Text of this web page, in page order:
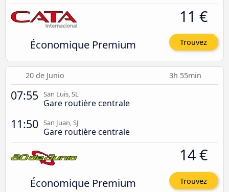
Économique Premium
11 €
Trouvez
20 de Junio 3h 55min
07:55 San Luis, SL
Gare routière centrale
11:50 San Juan, SJ
Gare routière centrale
Économique Premium
14 €
Trouvez